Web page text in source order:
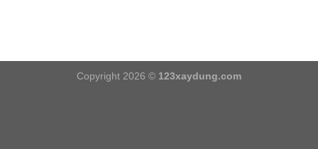
Copyright 2026 © 123xaydung.com